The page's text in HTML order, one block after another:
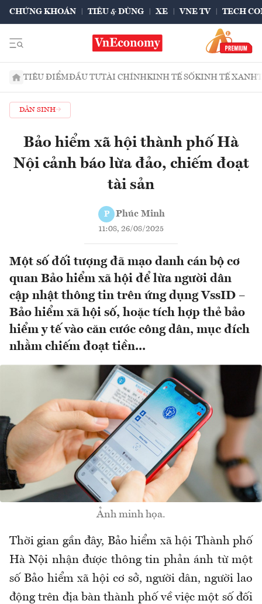
CHỨNG KHOÁN TIÊU & DÙNG XE VNE TV TECH
TIÊU ĐIỂMĐẦU TƯTÀI CHÍNHKINH TẾ SỐKINH TẾ XANH
DÂN SINH
Bảo hiểm xã hội thành phố Hà
Nội cảnh báo lừa đảo, chiếm đoạt
tài sản
P Phúc Minh
11:08, 26/08/2025
Một số đối tượng đã mạo danh cán bộ cơ
quan Bảo hiểm xã hội để lừa người dân
cập nhật thông tin trên ứng dụng VssID –
Bảo hiểm xã hội số, hoặc tích hợp thẻ bảo
hiểm y tế vào căn cước công dân, mục đích
nhằm chiếm đoạt tiền...
Ảnh minh họa.
Thời gian gần đây, Bảo hiểm xã hội Thành phố
Hà Nội nhận được thông tin phản ánh từ một
số Bảo hiểm xã hội cơ sở, người dân, người lao
động trên địa bàn thành phố về việc một số đối